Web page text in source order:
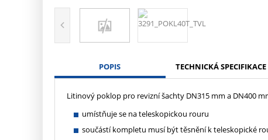
POPIS TECHNICKÁ SPECIFIKACE
Litinový poklop pro revizní šachty DN315 mm a DN400
umístňuje se na teleskopickou rouru
součástí kompletu musí být těsnění k teleskopické